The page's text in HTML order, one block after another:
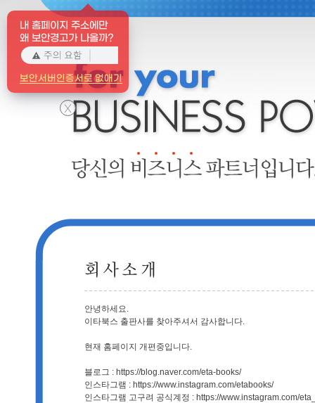
내 홈페이지 주소에만
왜 보안경고가 나올까?
보안서버인증서로 없애기
X
안녕하세요.
이타북스 출판사를 찾아주셔서 감사합니다.
현재 홈페이지 개편중입니다.
블로그 : https://blog.naver.com/eta-books/
인스타그램 : https://www.instagram.com/etabooks/
인스타그램 고구려 공식계정 : https://www.instagram.com/